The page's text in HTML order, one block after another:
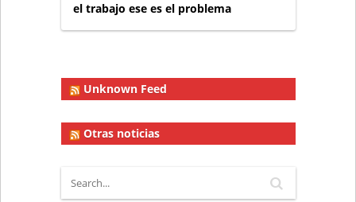
el trabajo ese es el problema
Unknown Feed
Otras noticias